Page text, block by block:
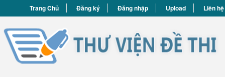
Trang Chủ Đăng ký Đăng nhập Upload Liên hệ